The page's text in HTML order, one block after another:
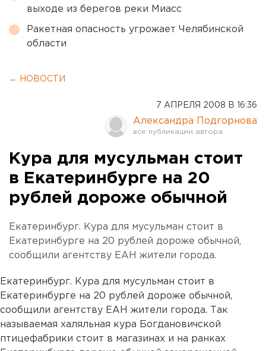
выходе из берегов реки Миасс
Ракетная опасность угрожает Челябинской
области
← НОВОСТИ
7 АПРЕЛЯ 2008 В 16:36
Александра Подгорнова
Кура для мусульман стоит
в Екатеринбурге на 20
рублей дороже обычной
Екатеринбург. Кура для мусульман стоит в
Екатеринбурге на 20 рублей дороже обычной,
сообщили агентству ЕАН жители города.
Екатеринбург. Кура для мусульман стоит в
Екатеринбурге на 20 рублей дороже обычной,
сообщили агентству ЕАН жители города. Так
называемая халяльная кура Богдановичской
птицефабрики стоит в магазинах и на ранках